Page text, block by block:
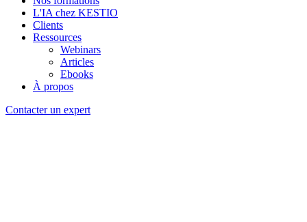
L'IA chez KESTIO
Clients
Ressources
Webinars
Articles
Ebooks
À propos
Contacter un expert